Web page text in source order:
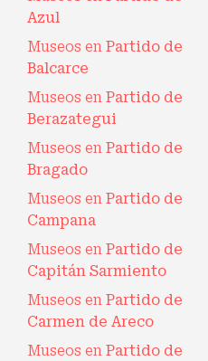
Azul
Museos en Partido de
Balcarce
Museos en Partido de
Berazategui
Museos en Partido de
Bragado
Museos en Partido de
Campana
Museos en Partido de
Capitán Sarmiento
Museos en Partido de
Carmen de Areco
Museos en Partido de